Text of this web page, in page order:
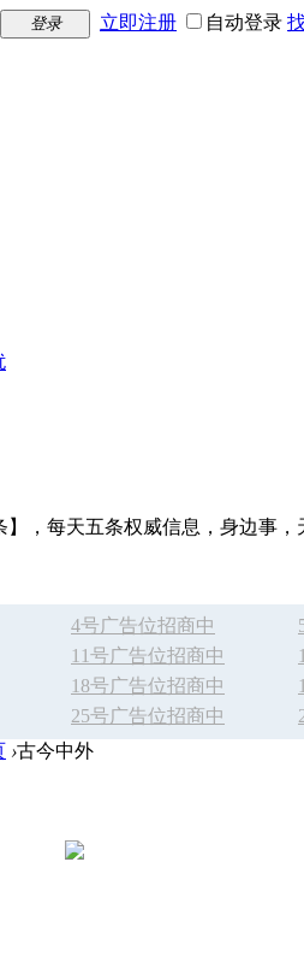
登录 立即注册 自动登录
，每天五条权威信息，身边事，
4号广告位招商中
11号广告位招商中
18号广告位招商中
25号广告位招商中
›古今中外